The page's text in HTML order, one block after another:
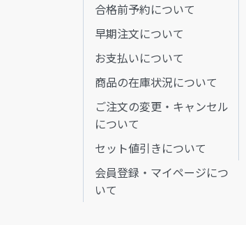
合格前予約について
早期注文について
お支払いについて
商品の在庫状況について
ご注文の変更・キャンセル
について
セット値引きについて
会員登録・マイページにつ
いて